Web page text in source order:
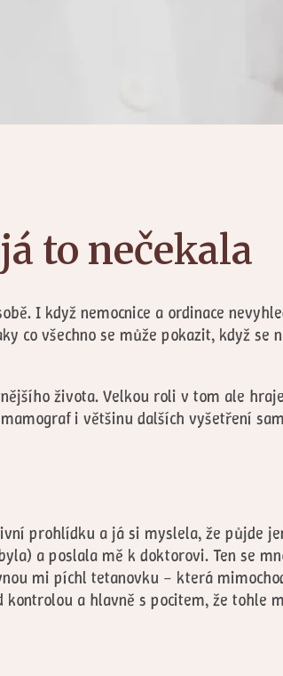
to nečekala
I když nemocnice a ordinace
co všechno se může pokazit, když se
života. Velkou roli v tom ale
i většinu dalších vyšetření
prohlídku a já si myslela, že půjde
a poslala mě k doktorovi. Ten se
mi píchl tetanovku – která
a hlavně s pocitem, že tohle